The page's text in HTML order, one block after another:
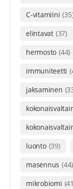
C-vitamiini
elintavat (37)
hermosto (44)
immuniteetti
jaksaminen
luonto (39)
masennus (44)
mikrobiomi